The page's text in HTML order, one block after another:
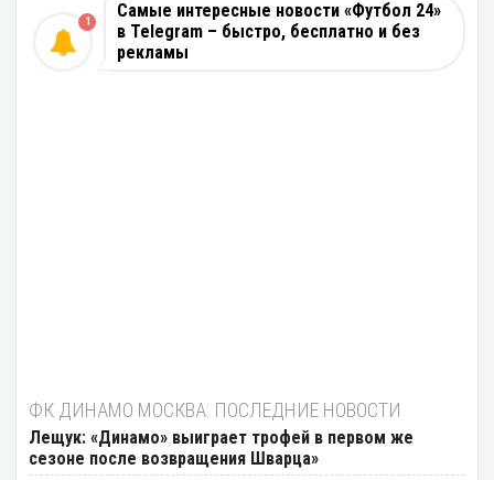
Самые интересные новости «Футбол 24»
в Telegram – быстро, бесплатно и без
рекламы
1
ФК ДИНАМО МОСКВА: ПОСЛЕДНИЕ НОВОСТИ
Лещук: «Динамо» выиграет трофей в первом же
сезоне после возвращения Шварца»